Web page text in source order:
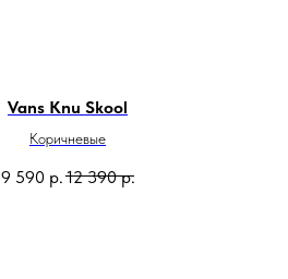
Vans Knu Skool
Коричневые
9 590 р.12 390 р.